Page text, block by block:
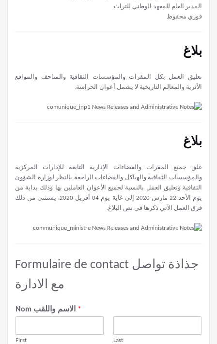
المدير العام للمعهد الوطني للتراث
فوزي محفوظ
بلاغ
تعليق العمل بكل المقرات والمؤسسات الثقافية والمتاحف والمواقع
الأثرية والمعالم التاريخية لا يشمل أعوان الحراسة.
بلاغ
غلق جميع المقرات والفضاءات الإدارية التابعة للإدارات المركزية
والمؤسسات الثقافية والهياكل والفضاءات الراجعة بالنظر لوزارة الشؤون
الثقافية وتعليق العمل بالنسبة لجميع الأعوان العاملين بها وذلك بداية من
يوم الأحد 22 مارس 2020 إلى غاية يوم 04 أفريل 2020. يستثنى من ذلك
فرق العمل الآتي ذكرها في نص البلاغ.
Formulaire de contact جذاذة تواصل
مع الادارة
*
First Last